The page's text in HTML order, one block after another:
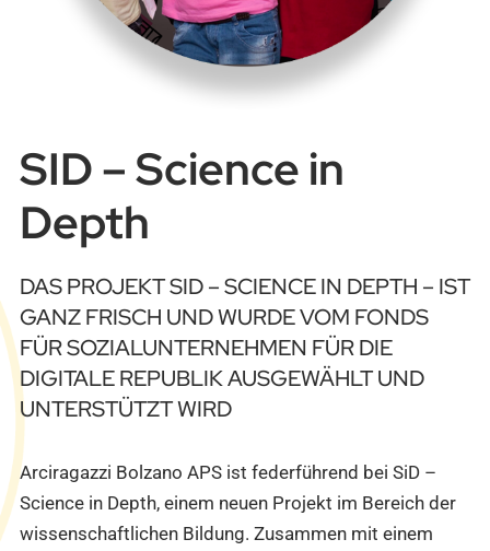
SID – Science in
Depth
DAS PROJEKT SID – SCIENCE IN DEPTH – IST
GANZ FRISCH UND WURDE VOM FONDS
FÜR SOZIALUNTERNEHMEN FÜR DIE
DIGITALE REPUBLIK AUSGEWÄHLT UND
UNTERSTÜTZT WIRD
Arciragazzi Bolzano APS ist federführend bei SiD –
Science in Depth, einem neuen Projekt im Bereich der
wissenschaftlichen Bildung. Zusammen mit einem